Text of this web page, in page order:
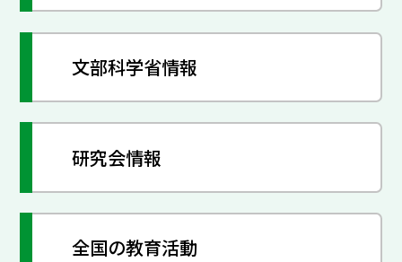
文部科学省情報
研究会情報
全国の教育活動